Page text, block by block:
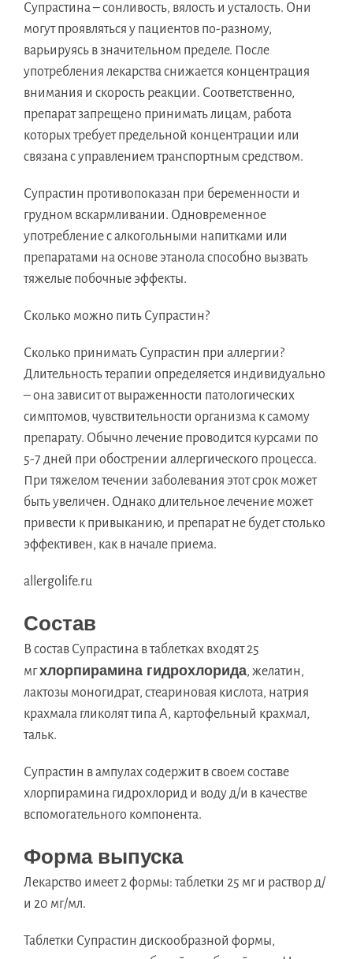
Супрастина – сонливость, вялость и усталость. Они
могут проявляться у пациентов по-разному,
варьируясь в значительном пределе. После
употребления лекарства снижается концентрация
внимания и скорость реакции. Соответственно,
препарат запрещено принимать лицам, работа
которых требует предельной концентрации или
связана с управлением транспортным средством.
Супрастин противопоказан при беременности и
грудном вскармливании. Одновременное
употребление с алкогольными напитками или
препаратами на основе этанола способно вызвать
тяжелые побочные эффекты.
Сколько можно пить Супрастин?
Сколько принимать Супрастин при аллергии?
Длительность терапии определяется индивидуально
– она зависит от выраженности патологических
симптомов, чувствительности организма к самому
препарату. Обычно лечение проводится курсами по
5-7 дней при обострении аллергического процесса.
При тяжелом течении заболевания этот срок может
быть увеличен. Однако длительное лечение может
привести к привыканию, и препарат не будет столько
эффективен, как в начале приема.
allergolife.ru
Состав
В состав Супрастина в таблетках входят 25
мгхлорпирамина гидрохлорида, желатин,
лактозы моногидрат, стеариновая кислота, натрия
крахмала гликолят типа А, картофельный крахмал,
тальк.
Супрастин в ампулах содержит в своем составе
хлорпирамина гидрохлорид и воду д/и в качестве
вспомогательного компонента.
Форма выпуска
Лекарство имеет 2 формы: таблетки 25 мг и раствор д/
и 20 мг/мл.
Таблетки Супрастин дискообразной формы,